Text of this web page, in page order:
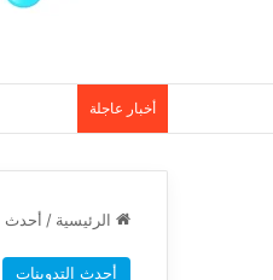
أخبار عاجلة
الرئيسية / أحدث
أحدث التدوينات